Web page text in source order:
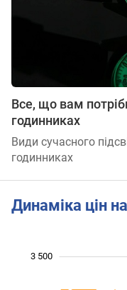
Все, що вам
годинниках
Види сучасного
годинниках
Динаміка цін
3 500